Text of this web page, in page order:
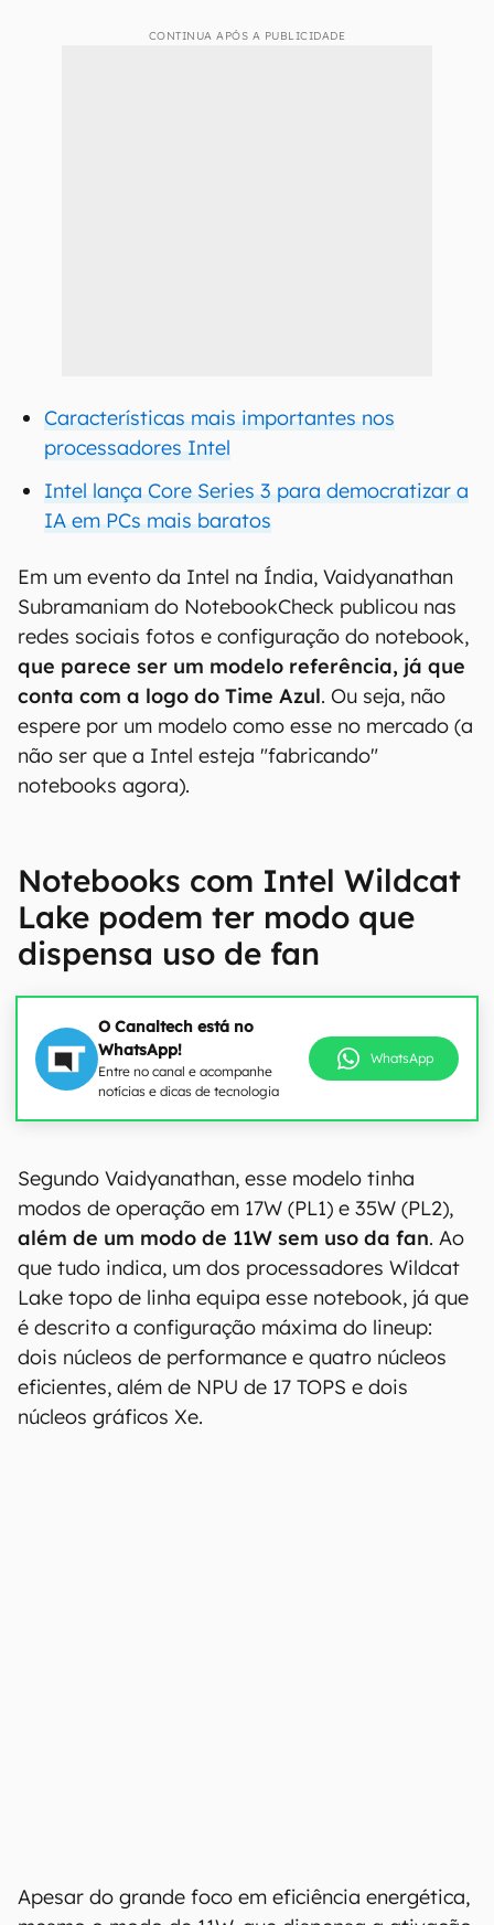
CONTINUA APÓS A PUBLICIDADE
Características mais importantes nos
processadores Intel
Intel lança Core Series 3 para democratizar a
IA em PCs mais baratos
Em um evento da Intel na Índia, Vaidyanathan
Subramaniam do NotebookCheck publicou nas
redes sociais fotos e configuração do notebook,
que parece ser um modelo referência, já que
conta com a logo do Time Azul. Ou seja, não
espere por um modelo como esse no mercado (a
não ser que a Intel esteja "fabricando"
notebooks agora).
Notebooks com Intel Wildcat
Lake podem ter modo que
dispensa uso de fan
O Canaltech está no
WhatsApp!
Entre no canal e acompanhe
notícias e dicas de tecnologia
WhatsApp
Segundo Vaidyanathan, esse modelo tinha